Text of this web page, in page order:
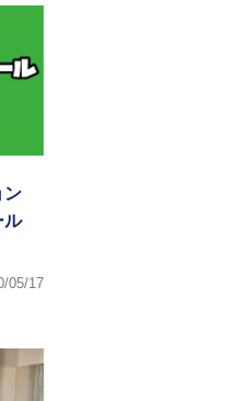
ン
ル
05/17